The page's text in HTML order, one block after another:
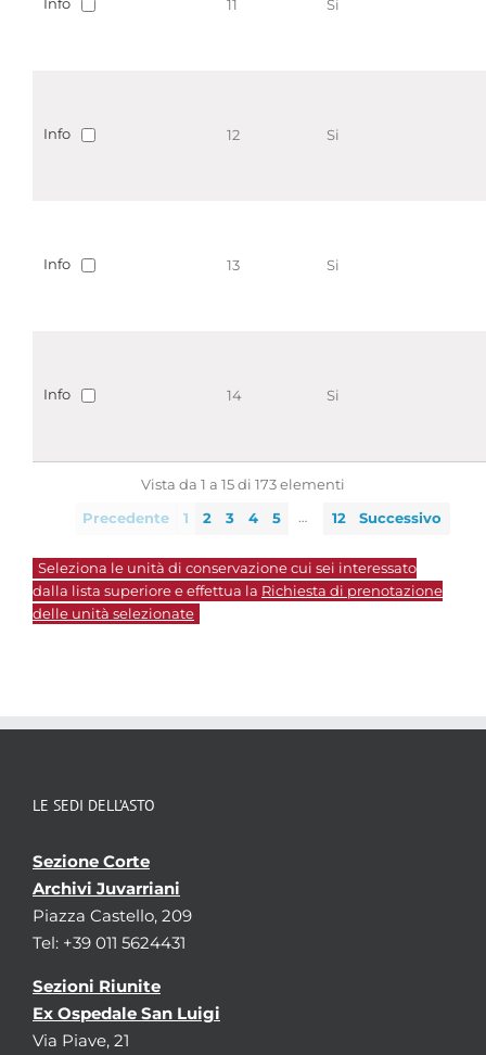
Info 11 Si
Info 12 Si
Info 13 Si
Info 14 Si
Vista da 1 a 15 di 173 elementi
Precedente 1 2 3 4 5 … 12 Successivo
Seleziona le unità di conservazione cui sei interessato
dalla lista superiore e effettua la Richiesta di prenotazione
delle unità selezionate
LE SEDI DELL’ASTO
Sezione Corte
Archivi Juvarriani
Piazza Castello, 209
Tel: +39 011 5624431
Sezioni Riunite
Ex Ospedale San Luigi
Via Piave, 21